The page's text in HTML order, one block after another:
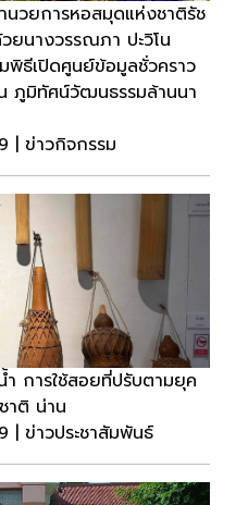
วยการหอสมุดแห่งชาติรัช
ยนางวรรณภา ปะวิโน
พิธีเปิดศูนย์ข้อมูลชั่วคราว
ภูมิทัศน์วัฒนธรรมล้านนา
| ข่าวกิจกรรม
ำ การใช้สอยที่ปรับตามยุค
ติ น่าน
ข่าวประชาสัมพันธ์